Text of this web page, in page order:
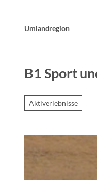
Umlandregion
B1 Sport
Aktiverlebnisse